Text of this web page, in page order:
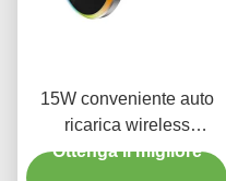
15W conveniente auto
ricarica wireless
montatura telefono auto
Ottenga il migliore